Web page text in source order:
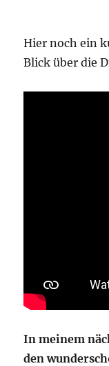
Hier noch ein
Blick über die
In meinem
den